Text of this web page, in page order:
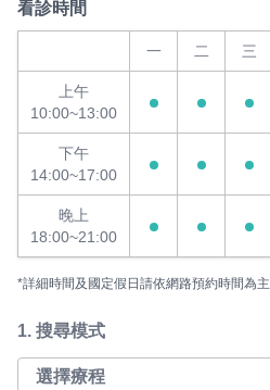
看診時間
一 二 三
上午
10:00~13:00
下午
14:00~17:00
晚上
18:00~21:00
*詳細時間及國定假日請依網路預約時間為主
1. 搜尋模式